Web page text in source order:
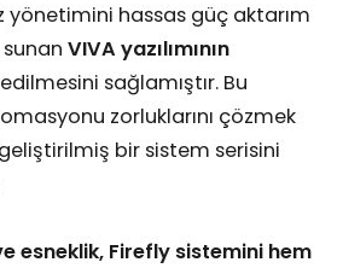
yönetimini hassas güç aktarım
sunanVIVA yazılımının
sağlamıştır. Bu
zorluklarını çözmek
bir sistem serisini
esneklik, Firefly sistemini hem